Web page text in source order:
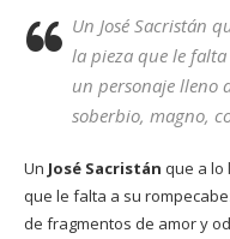
Un José Sacristán
la pieza que le
un personaje lleno
soberbio, magno,
Un José Sacristán que a lo
que le falta a su
de fragmentos de amor y